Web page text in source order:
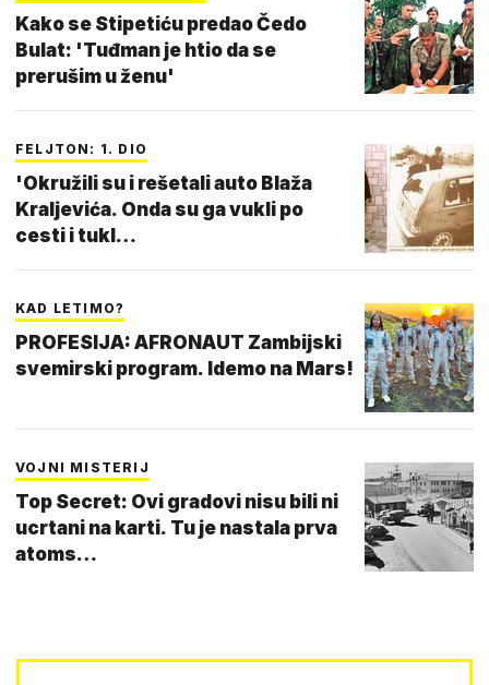
Kako se Stipetiću predao Čedo
Bulat: 'Tuđman je htio da se
prerušim u ženu'
FELJTON: 1. DIO
'Okružili su i rešetali auto Blaža
Kraljevića. Onda su ga vukli po
cesti i tukl…
KAD LETIMO?
PROFESIJA: AFRONAUT Zambijski
svemirski program. Idemo na Mars!
VOJNI MISTERIJ
Top Secret: Ovi gradovi nisu bili ni
ucrtani na karti. Tu je nastala prva
atoms…